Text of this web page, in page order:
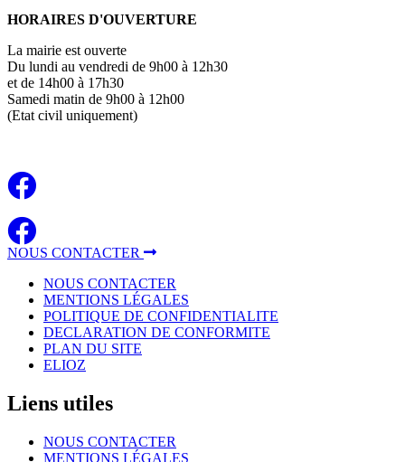
HORAIRES D'OUVERTURE
La mairie est ouverte
Du lundi au vendredi de 9h00 à 12h30
et de 14h00 à 17h30
Samedi matin de 9h00 à 12h00
(Etat civil uniquement)
NOUS CONTACTER
NOUS CONTACTER
MENTIONS LÉGALES
POLITIQUE DE CONFIDENTIALITE
DECLARATION DE CONFORMITE
PLAN DU SITE
ELIOZ
Liens utiles
NOUS CONTACTER
MENTIONS LÉGALES